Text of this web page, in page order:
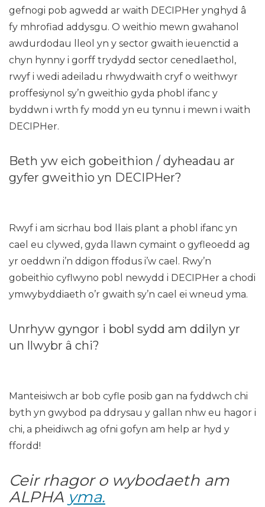
gefnogi pob agwedd ar waith DECIPHer ynghyd â
fy mhrofiad addysgu. O weithio mewn gwahanol
awdurdodau lleol yn y sector gwaith ieuenctid a
chyn hynny i gorff trydydd sector cenedlaethol,
rwyf i wedi adeiladu rhwydwaith cryf o weithwyr
proffesiynol sy’n gweithio gyda phobl ifanc y
byddwn i wrth fy modd yn eu tynnu i mewn i waith
DECIPHer.
Beth yw eich gobeithion / dyheadau ar
gyfer gweithio yn DECIPHer?
Rwyf i am sicrhau bod llais plant a phobl ifanc yn
cael eu clywed, gyda llawn cymaint o gyfleoedd ag
yr oeddwn i’n ddigon ffodus i’w cael. Rwy’n
gobeithio cyflwyno pobl newydd i DECIPHer a chodi
ymwybyddiaeth o’r gwaith sy’n cael ei wneud yma.
Unrhyw gyngor i bobl sydd am ddilyn yr
un llwybr â chi?
Manteisiwch ar bob cyfle posib gan na fyddwch chi
byth yn gwybod pa ddrysau y gallan nhw eu hagor i
chi, a pheidiwch ag ofni gofyn am help ar hyd y
ffordd!
Ceir rhagor o wybodaeth am
ALPHA yma.